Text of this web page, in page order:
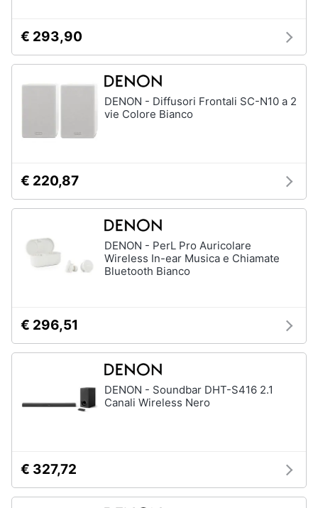
€ 293,90
DENON - Diffusori Frontali SC-N10 a 2
vie Colore Bianco
€ 220,87
DENON - PerL Pro Auricolare
Wireless In-ear Musica e Chiamate
Bluetooth Bianco
€ 296,51
DENON - Soundbar DHT-S416 2.1
Canali Wireless Nero
€ 327,72